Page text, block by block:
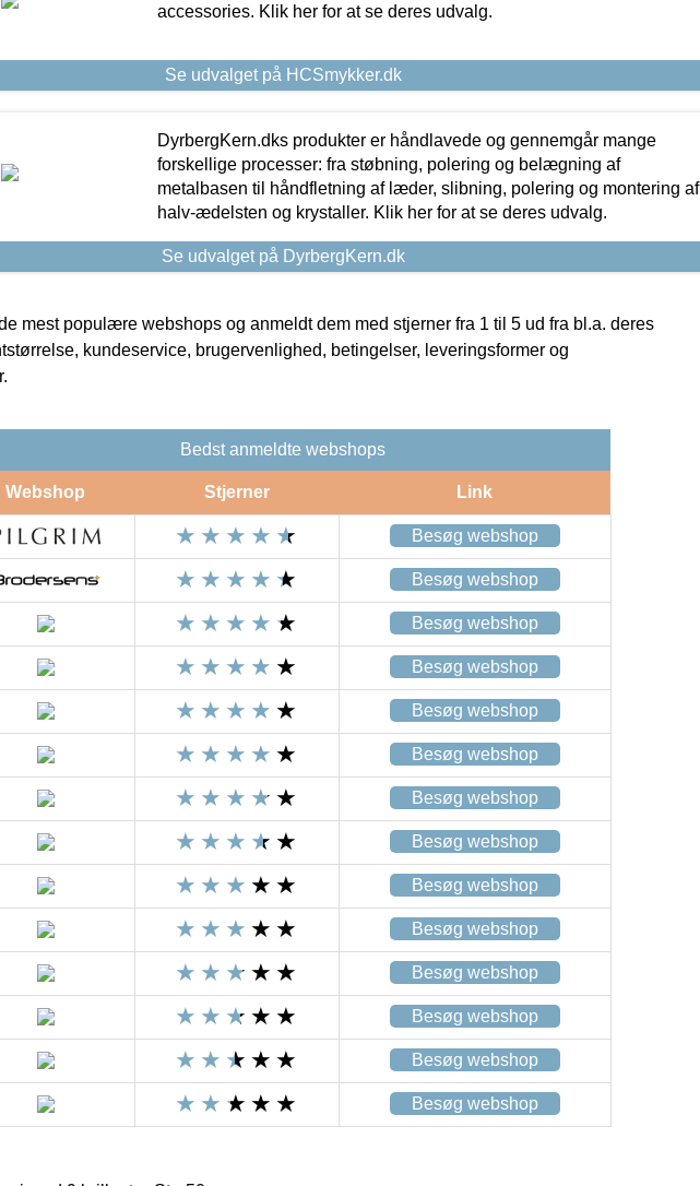
accessories. Klik her for at se deres udvalg.
Se udvalget på HCSmykker.dk
DyrbergKern.dks produkter er håndlavede og gennemgår mange
forskellige processer: fra støbning, polering og belægning af
metalbasen til håndfletning af læder, slibning, polering og montering af
halv-ædelsten og krystaller. Klik her for at se deres udvalg.
Se udvalget på DyrbergKern.dk
mest populære webshops og anmeldt dem med stjerner fra 1 til 5 ud fra bl.a. deres
kundeservice, brugervenlighed, betingelser, leveringsformer og
Bedst anmeldte webshops
Webshop Stjerner Link
Besøg webshop
Besøg webshop
Besøg webshop
Besøg webshop
Besøg webshop
Besøg webshop
Besøg webshop
Besøg webshop
Besøg webshop
Besøg webshop
Besøg webshop
Besøg webshop
Besøg webshop
Besøg webshop